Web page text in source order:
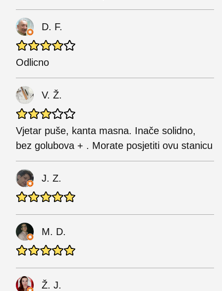
D. F.
Odlicno
V. Ž.
Vjetar puše, kanta masna. Inače solidno,
bez golubova + . Morate posjetiti ovu stanicu
J. Z.
M. D.
Ž. J.